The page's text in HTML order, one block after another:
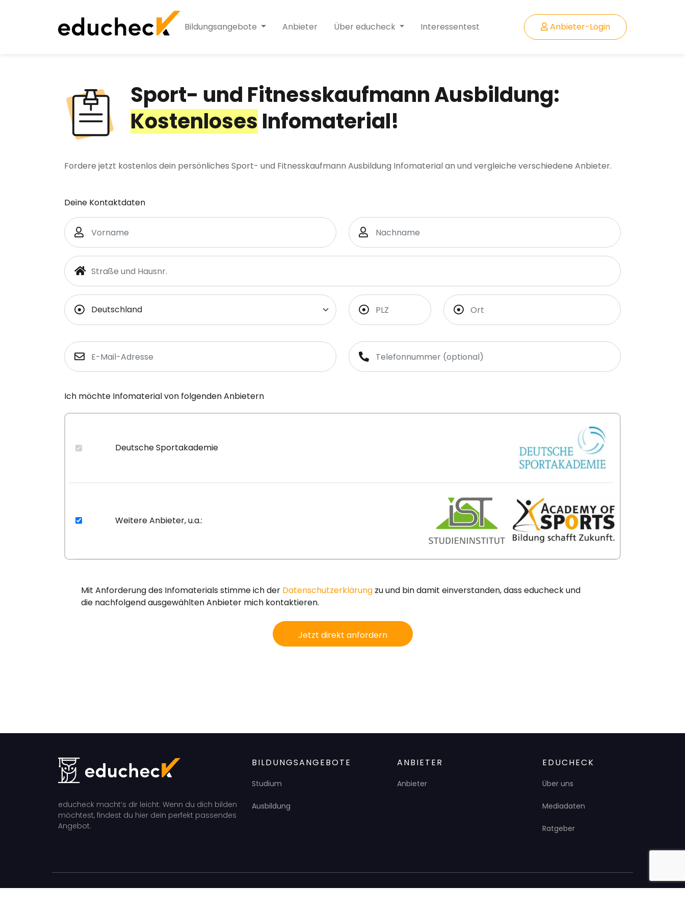
Bildungsangebote Anbieter Über educheck Interessentest Anbieter-Login
Sport- und Fitnesskaufmann Ausbildung:
Kostenloses Infomaterial!
Fordere jetzt kostenlos dein persönliches Sport- und Fitnesskaufmann Ausbildung Infomaterial an und vergleiche verschiedene Anbieter.
Deine Kontaktdaten
Ich möchte Infomaterial von folgenden Anbietern
Deutsche Sportakademie
Weitere Anbieter, u.a.:
Mit Anforderung des Infomaterials stimme ich der Datenschutzerklärung zu und bin damit einverstanden, dass educheck und
die nachfolgend ausgewählten Anbieter mich kontaktieren.
Jetzt direkt anfordern
educheck macht’s dir leicht: Wenn du dich bilden
möchtest, findest du hier dein perfekt passendes
Angebot.
BILDUNGSANGEBOTE
Studium
Ausbildung
ANBIETER
Anbieter
EDUCHECK
Über uns
Mediadaten
Ratgeber